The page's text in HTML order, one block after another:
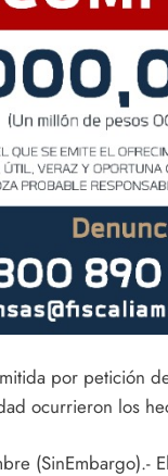
por petición
ocurrieron los
(SinEmbargo).- El